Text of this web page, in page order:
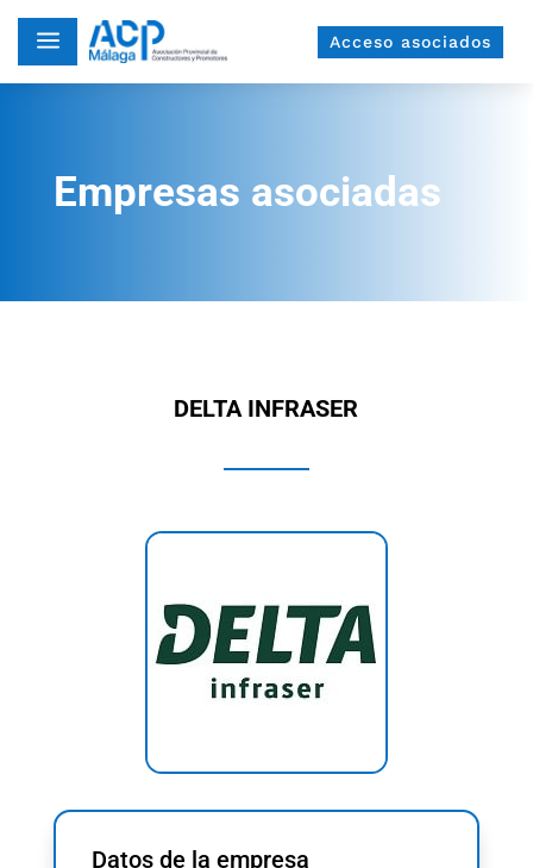
a Acceso asociados
Empresas asociadas
DELTA INFRASER
Datos de la empresa